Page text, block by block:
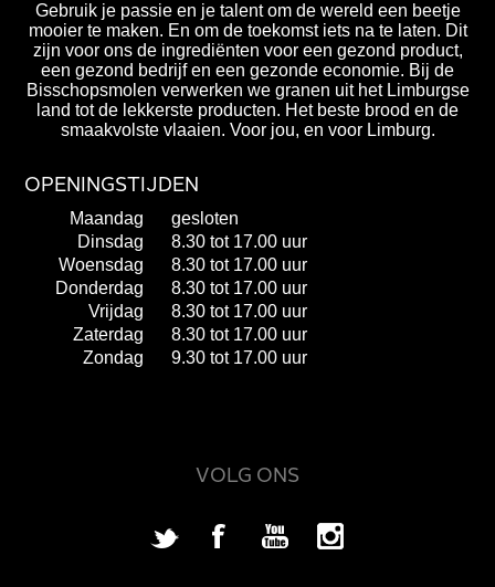
Gebruik je passie en je talent om de wereld een beetje
mooier te maken. En om de toekomst iets na te laten. Dit
zijn voor ons de ingrediënten voor een gezond product,
een gezond bedrijf en een gezonde economie. Bij de
Bisschopsmolen verwerken we granen uit het Limburgse
land tot de lekkerste producten. Het beste brood en de
smaakvolste vlaaien. Voor jou, en voor Limburg.
OPENINGSTIJDEN
Maandag
gesloten
Dinsdag
8.30 tot 17.00 uur
Woensdag
8.30 tot 17.00 uur
Donderdag
8.30 tot 17.00 uur
Vrijdag
8.30 tot 17.00 uur
Zaterdag
8.30 tot 17.00 uur
Zondag
9.30 tot 17.00 uur
VOLG ONS